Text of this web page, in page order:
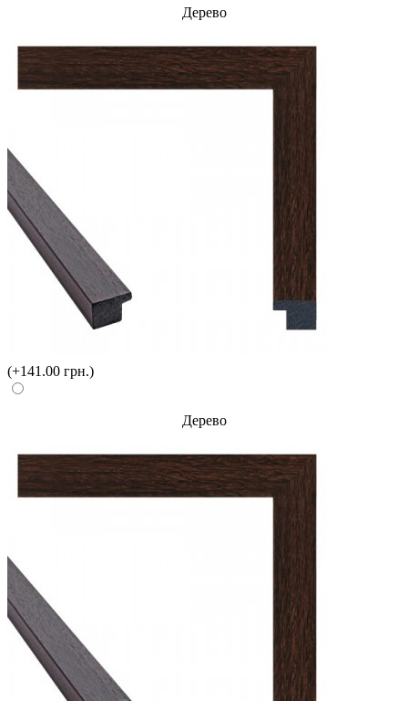
Дерево
(+141.00 грн.)
Дерево